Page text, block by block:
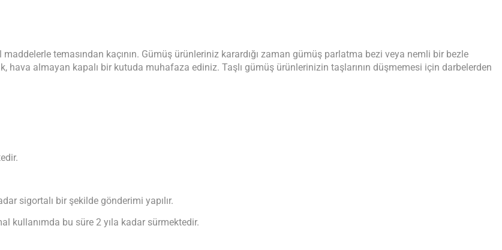
temasından kaçının. Gümüş ürünleriniz karardığı zaman gümüş parlatma bezi veya nemli bir bezle
hava almayan kapalı bir kutuda muhafaza ediniz. Taşlı gümüş ürünlerinizin taşlarının düşmemesi için darbelerden
sigortalı bir şekilde gönderimi yapılır.
kullanımda bu süre 2 yıla kadar sürmektedir.